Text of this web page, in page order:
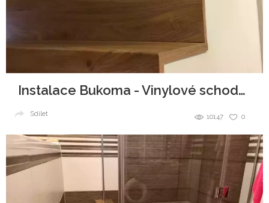
Instalace Bukoma - Vinylové schody i podlaha se stejným dekorem
0
10147
Sdílet